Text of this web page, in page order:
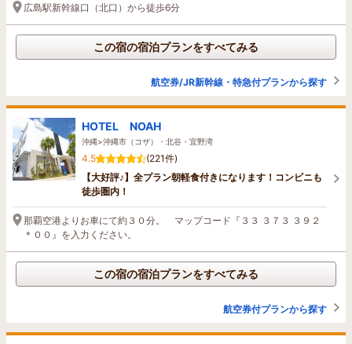
広島駅新幹線口（北口）から徒歩6分
この宿の宿泊プランをすべてみる
航空券/JR新幹線・特急付プランから探す
HOTEL NOAH
沖縄>沖縄市（コザ）・北谷・宜野湾
4.5
(221件)
【大好評♪】全プラン朝軽食付きになります！コンビニも
徒歩圏内！
那覇空港よりお車にて約３０分。 マップコード『３３ ３７３ ３９２
＊００』を入力ください。
この宿の宿泊プランをすべてみる
航空券付プランから探す